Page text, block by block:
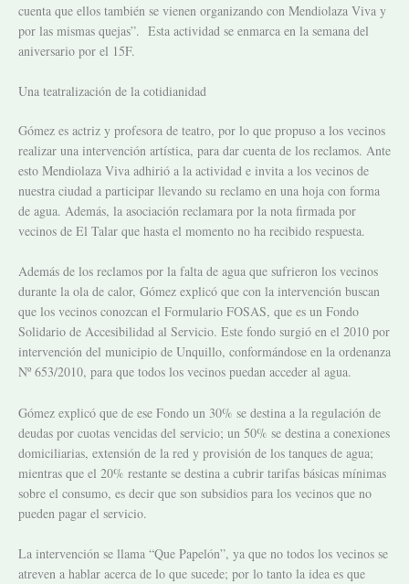
cuenta que ellos también se vienen organizando con Mendiolaza Viva y
por las mismas quejas”. Esta actividad se enmarca en la semana del
aniversario por el 15F.
Una teatralización de la cotidianidad
Gómez es actriz y profesora de teatro, por lo que propuso a los vecinos
realizar una intervención artística, para dar cuenta de los reclamos. Ante
esto Mendiolaza Viva adhirió a la actividad e invita a los vecinos de
nuestra ciudad a participar llevando su reclamo en una hoja con forma
de agua. Además, la asociación reclamara por la nota firmada por
vecinos de El Talar que hasta el momento no ha recibido respuesta.
Además de los reclamos por la falta de agua que sufrieron los vecinos
durante la ola de calor, Gómez explicó que con la intervención buscan
que los vecinos conozcan el Formulario FOSAS, que es un Fondo
Solidario de Accesibilidad al Servicio. Este fondo surgió en el 2010 por
intervención del municipio de Unquillo, conformándose en la ordenanza
Nº 653/2010, para que todos los vecinos puedan acceder al agua.
Gómez explicó que de ese Fondo un 30% se destina a la regulación de
deudas por cuotas vencidas del servicio; un 50% se destina a conexiones
domiciliarias, extensión de la red y provisión de los tanques de agua;
mientras que el 20% restante se destina a cubrir tarifas básicas mínimas
sobre el consumo, es decir que son subsidios para los vecinos que no
pueden pagar el servicio.
La intervención se llama “Que Papelón”, ya que no todos los vecinos se
atreven a hablar acerca de lo que sucede; por lo tanto la idea es que